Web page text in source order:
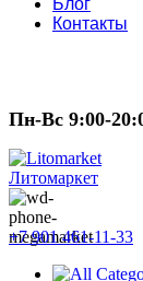
Блог
Контакты
Пн-Вс 9:00-
+7 901 461-11-33